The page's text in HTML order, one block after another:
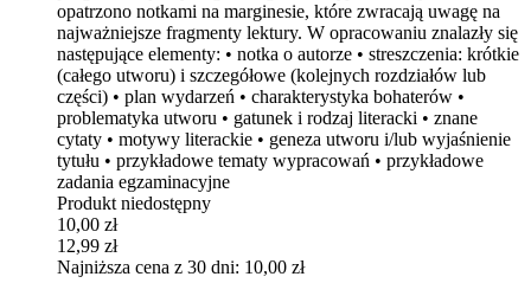
opatrzono notkami na marginesie, które zwracają uwagę na
najważniejsze fragmenty lektury. W opracowaniu znalazły się
następujące elementy: • notka o autorze • streszczenia: krótkie
(całego utworu) i szczegółowe (kolejnych rozdziałów lub
części) • plan wydarzeń • charakterystyka bohaterów •
problematyka utworu • gatunek i rodzaj literacki • znane
cytaty • motywy literackie • geneza utworu i/lub wyjaśnienie
tytułu • przykładowe tematy wypracowań • przykładowe
zadania egzaminacyjne
Produkt niedostępny
10,00 zł
12,99 zł
Najniższa cena z 30 dni: 10,00 zł